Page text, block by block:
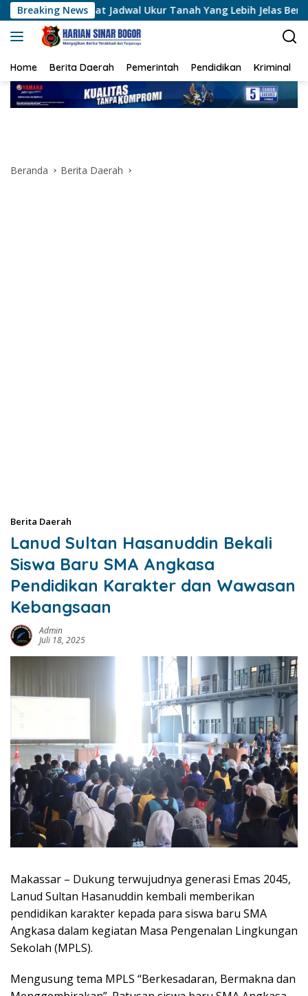
Langsung
ke
konten
Breaking News
Ukur Tanah Yang Lebih Jelas Berkat Layanan
Home Berita Daerah Pemerintah Pendidikan Kriminal
Beranda Berita Daerah
Berita Daerah
Lanud Sultan Hasanuddin Bekali
Siswa Baru SMA Angkasa
Pendidikan Karakter dan Wawasan
Kebangsaan
Admin
Juli 18, 2025
Makassar – Dukung terwujudnya generasi Emas 2045,
Lanud Sultan Hasanuddin kembali memberikan
pendidikan karakter kepada para siswa baru SMA
Angkasa dalam kegiatan Masa Pengenalan Lingkungan
Sekolah (MPLS).
Mengusung tema MPLS “Berkesadaran, Bermakna dan